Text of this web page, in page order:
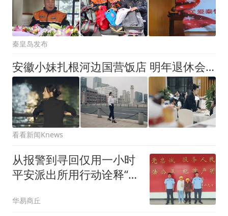
秦皇岛发布
安徽小妹扎根河边国营饭店 明年退休会哭着离开
看看新闻Knews
从报警到寻回仅用一小时
平安派出所用行动诠释“守
华易商丘